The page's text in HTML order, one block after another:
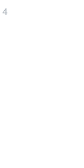
4